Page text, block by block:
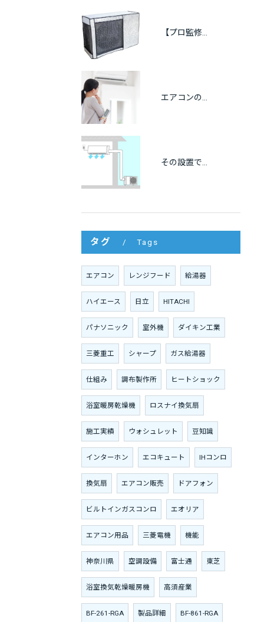
タグ Tags
エアコン レンジフード 給湯器
ハイエース 日立 HITACHI
パナソニック 室外機 ダイキン工業
三菱重工 シャープ ガス給湯器
仕組み 調布製作所 ヒートショック
浴室暖房乾燥機 ロスナイ換気扇
施工実績 ウォシュレット 豆知識
インターホン エコキュート IHコンロ
換気扇 エアコン販売 ドアフォン
ビルトインガスコンロ エオリア
エアコン用品 三菱電機 機能
神奈川県 空調設備 富士通 東芝
浴室換気乾燥暖房機 高須産業
BF-261-RGA 製品詳細 BF-861-RGA